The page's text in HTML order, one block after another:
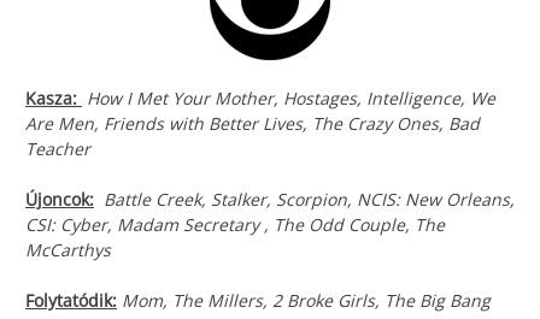
Kasza: How I Met Your Mother, Hostages, Intelligence, We
Are Men, Friends with Better Lives, The Crazy Ones, Bad
Teacher
Újoncok: Battle Creek, Stalker, Scorpion, NCIS: New Orleans,
CSI: Cyber, Madam Secretary , The Odd Couple, The
McCarthys
Folytatódik: Mom, The Millers, 2 Broke Girls, The Big Bang